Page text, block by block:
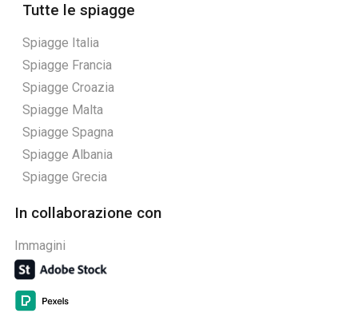
Tutte le spiagge
Spiagge Italia
Spiagge Francia
Spiagge Croazia
Spiagge Malta
Spiagge Spagna
Spiagge Albania
Spiagge Grecia
In collaborazione con
Immagini